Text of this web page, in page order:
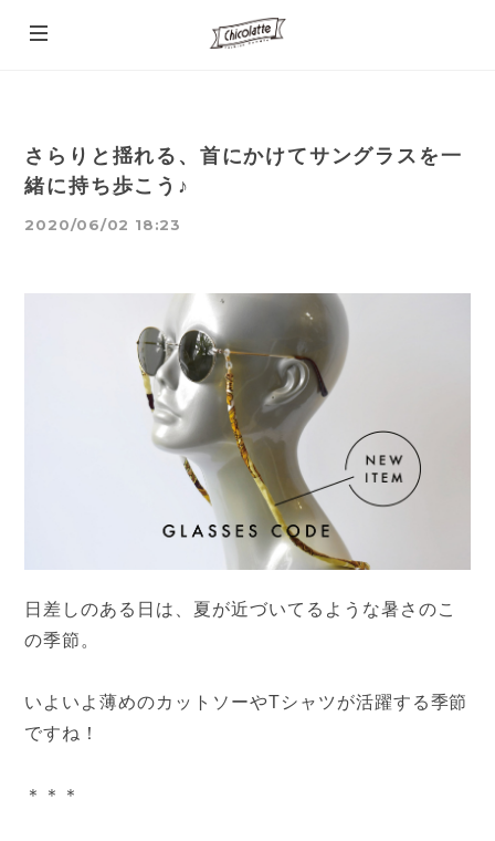
さらりと揺れる、首にかけてサングラスを一
緒に持ち歩こう♪
2020/06/02 18:23
日差しのある日は、夏が近づいてるような暑さのこ
の季節。
いよいよ薄めのカットソーやTシャツが活躍する季節
ですね！
＊＊＊